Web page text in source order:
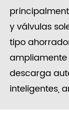
y válvulas
tipo
ampliamente
descarga
inteligentes,